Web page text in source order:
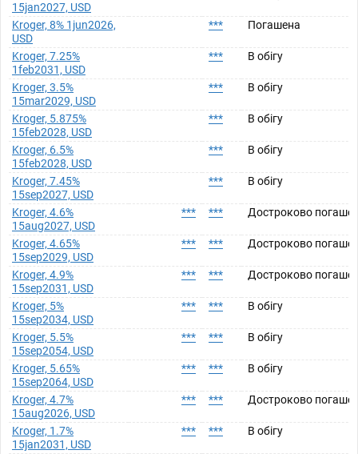
15jan2027, USD
Kroger, 8% 1jun2026,
USD
*** Погашена
Kroger, 7.25%
1feb2031, USD
*** В обігу
Kroger, 3.5%
15mar2029, USD
*** В обігу
Kroger, 5.875%
15feb2028, USD
*** В обігу
Kroger, 6.5%
15feb2028, USD
*** В обігу
Kroger, 7.45%
15sep2027, USD
*** В обігу
Kroger, 4.6%
15aug2027, USD
*** *** Достроково
Kroger, 4.65%
15sep2029, USD
*** *** Достроково
Kroger, 4.9%
15sep2031, USD
*** *** Достроково
Kroger, 5%
15sep2034, USD
*** *** В обігу
Kroger, 5.5%
15sep2054, USD
*** *** В обігу
Kroger, 5.65%
15sep2064, USD
*** *** В обігу
Kroger, 4.7%
15aug2026, USD
*** *** Достроково
Kroger, 1.7%
15jan2031, USD
*** *** В обігу